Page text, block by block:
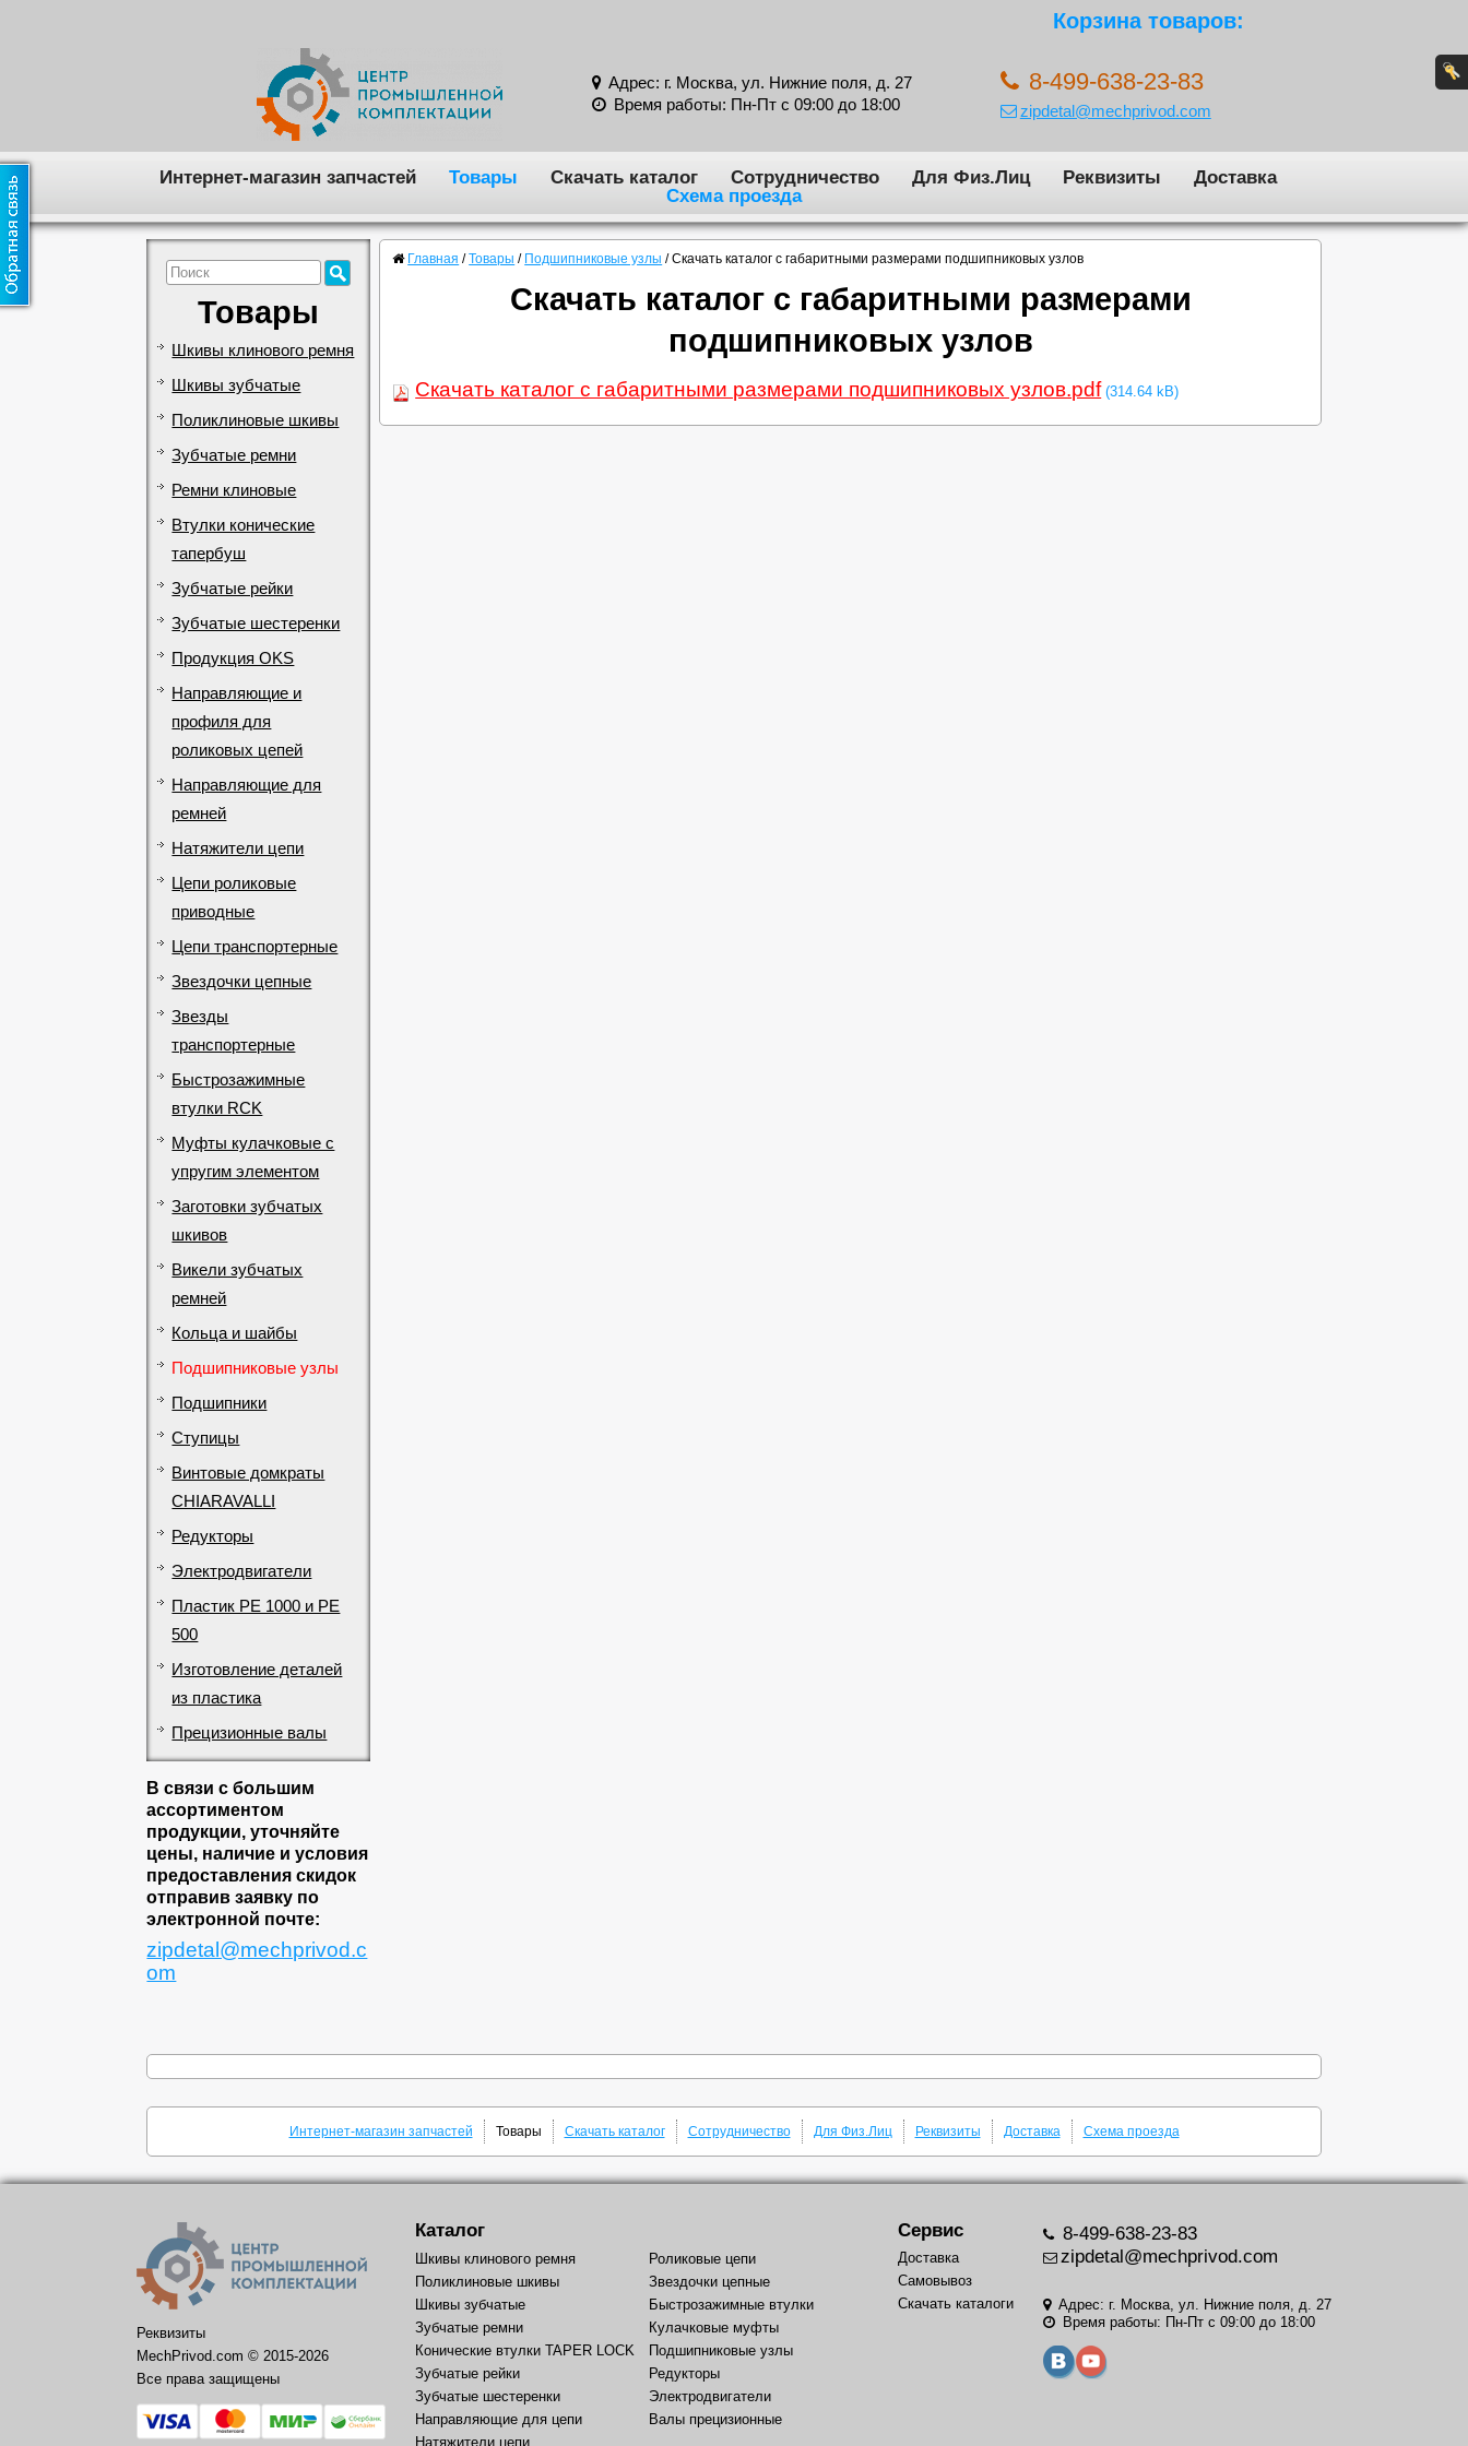
Корзина товаров:
Адрес: г. Москва, ул. Нижние поля, д. 27
Время работы: Пн-Пт с 09:00 до 18:00
8-499-638-23-83
zipdetal@mechprivod.com
Интернет-магазин запчастей Товары Скачать каталог Сотрудничество Для Физ.Лиц Реквизиты
Доставка
Схема проезда
Товары
Шкивы клинового ремня
Шкивы зубчатые
Поликлиновые шкивы
Зубчатые ремни
Ремни клиновые
Втулки конические
тапербуш
Зубчатые рейки
Зубчатые шестеренки
Продукция OKS
Направляющие и
профиля для
роликовых цепей
Направляющие для
ремней
Натяжители цепи
Цепи роликовые
приводные
Цепи транспортерные
Звездочки цепные
Звезды
транспортерные
Быстрозажимные
втулки RCK
Муфты кулачковые с
упругим элементом
Заготовки зубчатых
шкивов
Викели зубчатых
ремней
Кольца и шайбы
Подшипниковые узлы
Подшипники
Ступицы
Винтовые домкраты
CHIARAVALLI
Редукторы
Электродвигатели
Пластик PE 1000 и PE
500
Изготовление деталей
из пластика
Прецизионные валы
В связи с большим
ассортиментом
продукции, уточняйте
цены, наличие и условия
предоставления скидок
отправив заявку по
электронной почте:
zipdetal@mechprivod.c
om
Главная / Товары / Подшипниковые узлы / Скачать каталог с габаритными размерами подшипниковых узлов
Скачать каталог с габаритными размерами
подшипниковых узлов
Скачать каталог с габаритными размерами подшипниковых узлов.pdf(314.64 kB)
Интернет-магазин запчастей Товары Скачать каталог Сотрудничество Для Физ.Лиц Реквизиты Доставка Схема проезда
Реквизиты
MechPrivod.com ©2015-2026
Все права защищены
Каталог
Шкивы клинового ремня
Поликлиновые шкивы
Шкивы зубчатые
Зубчатые ремни
Конические втулки TAPER LOCK
Зубчатые рейки
Зубчатые шестеренки
Направляющие для цепи
Натяжители цепи
Роликовые цепи
Звездочки цепные
Быстрозажимные втулки
Кулачковые муфты
Подшипниковые узлы
Редукторы
Электродвигатели
Валы прецизионные
Сервис
Доставка
Самовывоз
Скачать каталоги
8-499-638-23-83
zipdetal@mechprivod.com
Адрес: г. Москва, ул. Нижние поля, д. 27
Время работы: Пн-Пт с 09:00 до 18:00